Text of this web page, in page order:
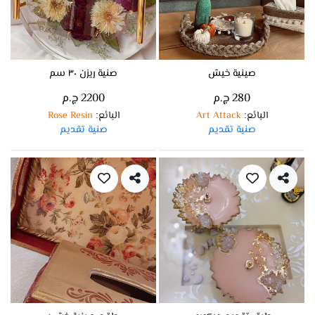
صينية خيش
280 ج.م
البائع:
Art Attack
صنية تقديم
صنية ريزن ٣٠ سم
2200 ج.م
البائع:
Rose Resin
صنية تقديم